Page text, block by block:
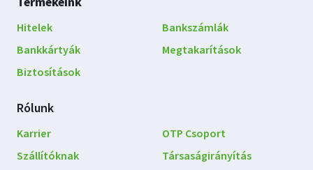
navigáció
Hitelek
Bankszámlák
Bankkártyák
Megtakarítások
Biztosítások
Rólunk
Karrier
Szállítóknak
OTP Csoport
Társaságirányítás